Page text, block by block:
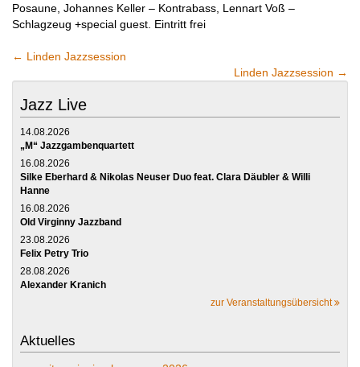
Posaune, Johannes Keller – Kontrabass, Lennart Voß –
Schlagzeug +special guest. Eintritt frei
← Linden Jazzsession
Linden Jazzsession →
Jazz Live
14.08.2026
„M“ Jazzgambenquartett
16.08.2026
Silke Eberhard & Nikolas Neuser Duo feat. Clara Däubler & Willi
Hanne
16.08.2026
Old Virginny Jazzband
23.08.2026
Felix Petry Trio
28.08.2026
Alexander Kranich
zur Veranstaltungsübersicht
Aktuelles